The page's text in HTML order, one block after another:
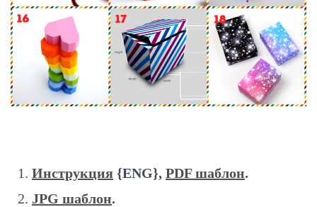
Инструкция {ENG}, PDF шаблон.
JPG шаблон.